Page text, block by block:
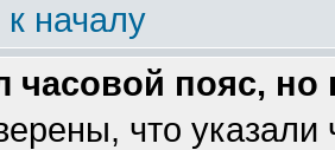
началу
часовой пояс,
что указали